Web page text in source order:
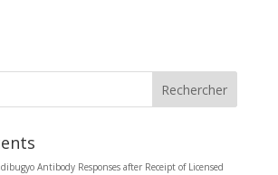
Rechercher
Antibody Responses after Receipt of Licensed